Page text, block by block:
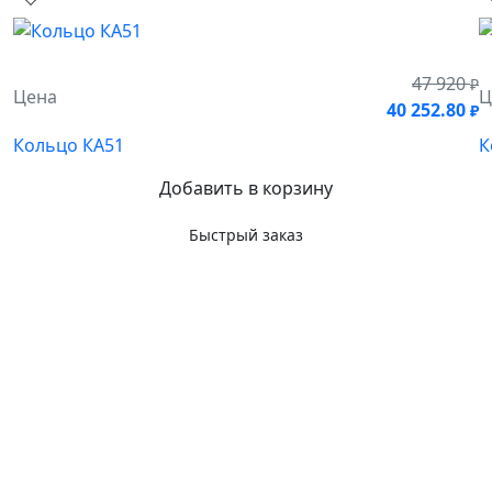
Цена
47 920₽
40 252.80 ₽
Кольцо КА51
Добавить в корзину
Быстрый заказ